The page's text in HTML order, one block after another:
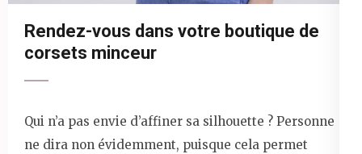
Rendez-vous dans votre boutique de
corsets minceur
Qui n’a pas envie d’affiner sa silhouette ? Personne
ne dira non évidemment, puisque cela permet